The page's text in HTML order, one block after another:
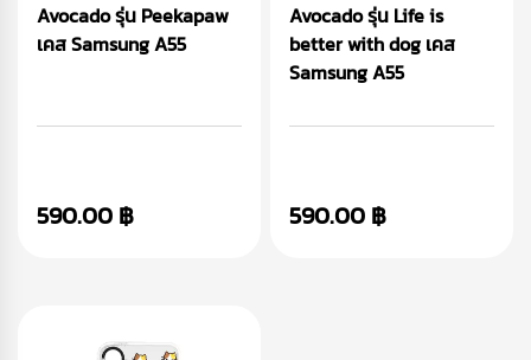
Avocado รุ่น Peekapaw
เคส Samsung A55
590.00 ฿
Avocado รุ่น Life is
better with dog เคส
Samsung A55
590.00 ฿